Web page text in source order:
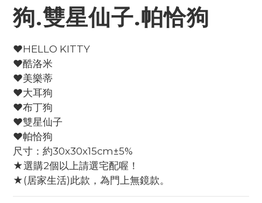
狗.雙星仙子.帕恰狗
♥HELLO KITTY
♥酷洛米
♥美樂蒂
♥大耳狗
♥布丁狗
♥雙星仙子
♥帕恰狗
尺寸：約30x30x15cm±5%
★選購2個以上請選宅配喔！
★(居家生活)此款，為門上無鏡款。